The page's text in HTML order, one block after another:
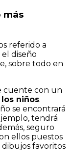
más
referido a
diseño
sobre todo en
cuente con un
niños.
se encontrará
tendrá
seguro
ellos puestos
favoritos